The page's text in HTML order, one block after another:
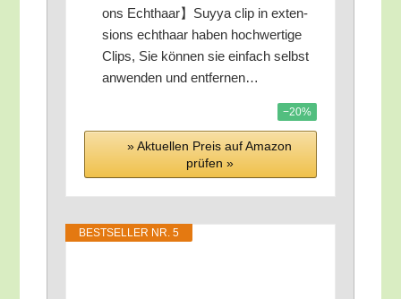
ons Echthaar】Suyya clip in exten­
si­ons echt­haar haben hoch­wer­ti­ge
Clips, Sie kön­nen sie ein­fach selbst
anwen­den und entfernen…
−20%
» Aktu­el­len Preis auf Ama­zon
prü­fen »
BEST­SEL­LER NR. 5